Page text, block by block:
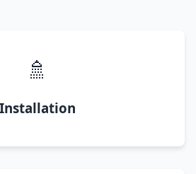
🚿
Installation